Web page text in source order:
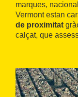
marques,
Vermont estan
de proximitat
calçat, que